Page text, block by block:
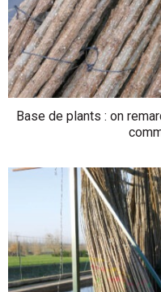
Base de plants : on